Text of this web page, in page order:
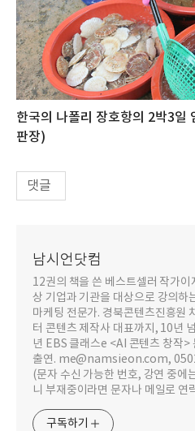
한국의 나폴리 장호항의 2박3일
판장)
댓글
남시언닷컴
12권의 책을 쓴 베스트셀러 작가이
상 기업과 기관을 대상으로 강의하
마케팅 전문가. 경북콘텐츠진흥원
터 콘텐츠 제작사 대표까지, 10년
년 EBS 클래스e <AI 콘텐츠 창작>
출연. me@namsieon.com,
(문자 수신 가능한 번호, 강연 중에
니 부재중이라면 문자나 메일로 연
구독하기